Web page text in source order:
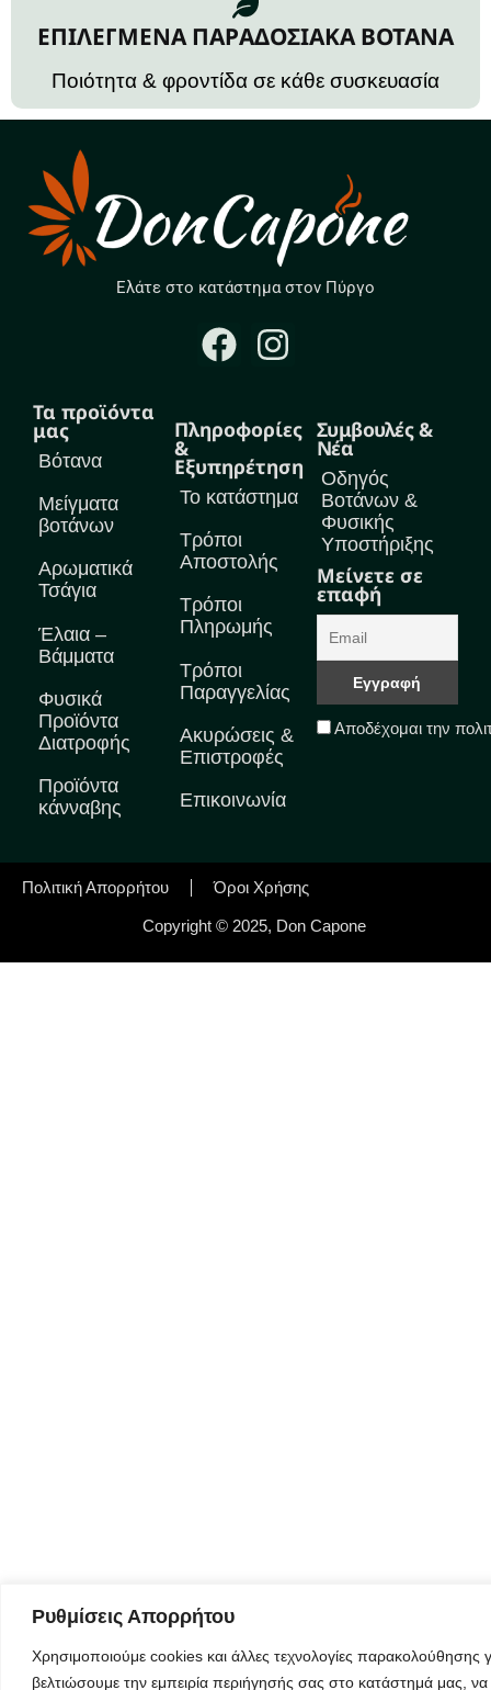
Ρυθμίσεις Απορρήτου
Χρησιμοποιούμε cookies και άλλες τεχνολογίες παρακολούθησης
βελτιώσουμε την εμπειρία περιήγησής σας στο κατάστημά μας, να
ΕΠΙΛΕΓΜΕΝΑ ΠΑΡΑΔΟΣΙΑΚΑ ΒΟΤΑΝΑ
Ποιότητα & φροντίδα σε κάθε συσκευασία
Ελάτε στο κατάστημα στον Πύργο
Τα προϊόντα
μας
Βότανα
Μείγματα
βοτάνων
Αρωματικά
Τσάγια
Έλαια –
Βάμματα
Φυσικά
Προϊόντα
Διατροφής
Προϊόντα
κάνναβης
Πληροφορίες
&
Εξυπηρέτηση
Το κατάστημα
Τρόποι
Αποστολής
Τρόποι
Πληρωμής
Τρόποι
Παραγγελίας
Ακυρώσεις &
Επιστροφές
Επικοινωνία
Συμβουλές &
Νέα
Οδηγός
Βοτάνων &
Φυσικής
Υποστήριξης
Μείνετε σε
επαφή
Αποδέχομαι την
Copyright © 2025, Don Capone
Πολιτική Απορρήτου Όροι Χρήσης